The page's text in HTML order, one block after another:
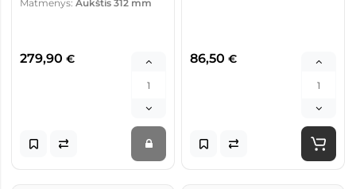
Matmenys: Aukštis 312 mm
279,90 € 86,50 €